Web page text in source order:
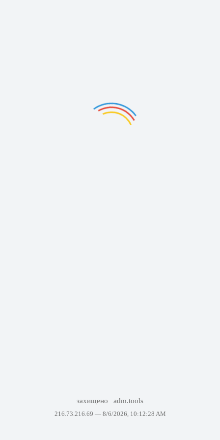
захищено adm.tools
216.73.216.69 — 8/6/2026, 10:12:28 AM